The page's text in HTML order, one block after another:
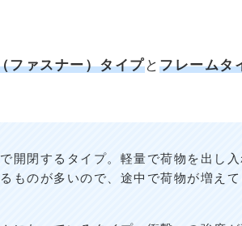
ファスナー）タイプと フレームタ
開閉するタイプ。軽量で荷物を出し
ものが多いので、途中で荷物が増え